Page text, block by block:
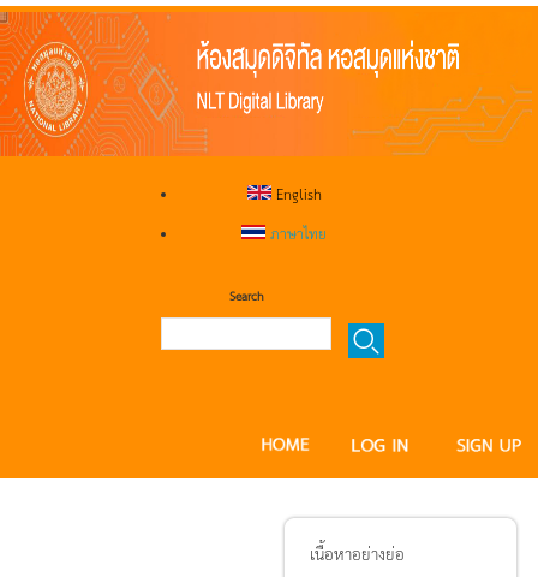
English
ภาษาไทย
Search
เนื้อหาอย่างย่อ